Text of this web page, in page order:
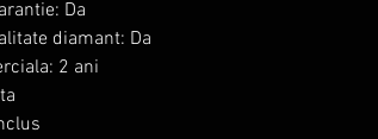
Da
diamant: Da
2 ani